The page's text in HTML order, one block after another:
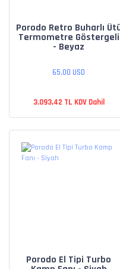
Porodo Retro Buharlı
Termometre Göstergeli
- Beyaz
65,00 USD
3.093,42 TL KDV Dahil
Porodo El Tipi Turbo